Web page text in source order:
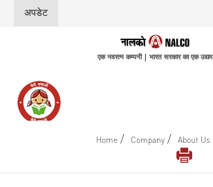
अपडेट
एक नवरत्न कम्पनी | भारत सरकार का एक उद्यम
Home / Company / About Us